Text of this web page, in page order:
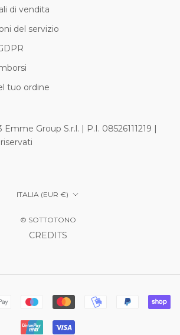
di vendita
del servizio
tuo ordine
Group S.r.l. | P.I. 08526111219 |
Paese/Area
ITALIA (EUR €)
© SOTTOTONO
CREDITS